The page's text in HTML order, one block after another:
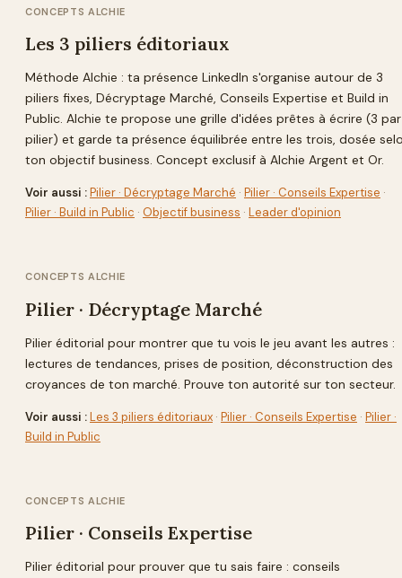
CONCEPTS ALCHIE
Les 3 piliers éditoriaux
Méthode Alchie : ta présence LinkedIn s'organise autour de 3
piliers fixes, Décryptage Marché, Conseils Expertise et Build in
Public. Alchie te propose une grille d'idées prêtes à écrire (3 par
pilier) et garde ta présence équilibrée entre les trois, dosée
ton objectif business. Concept exclusif à Alchie Argent et Or.
Voir aussi :Pilier · Décryptage Marché · Pilier · Conseils Expertise ·
Pilier · Build in Public · Objectif business · Leader d'opinion
CONCEPTS ALCHIE
Pilier · Décryptage Marché
Pilier éditorial pour montrer que tu vois le jeu avant les autres :
lectures de tendances, prises de position, déconstruction des
croyances de ton marché. Prouve ton autorité sur ton secteur.
Voir aussi :Les 3 piliers éditoriaux · Pilier · Conseils Expertise · Pilier ·
Build in Public
CONCEPTS ALCHIE
Pilier · Conseils Expertise
Pilier éditorial pour prouver que tu sais faire : conseils